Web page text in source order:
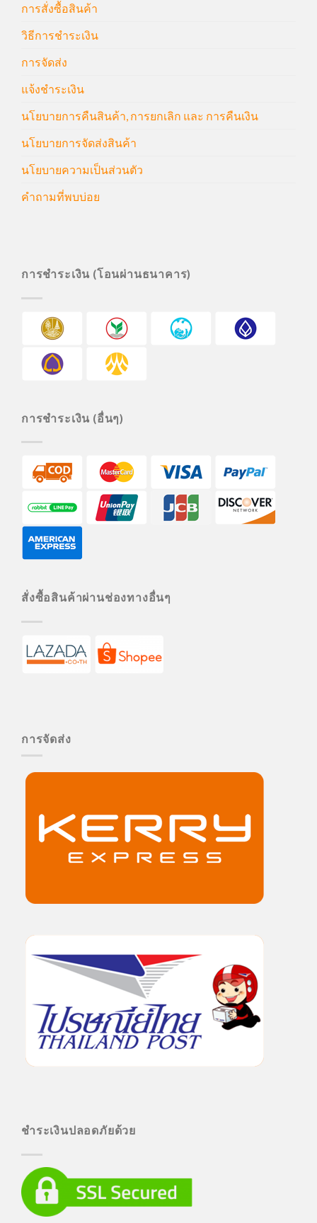
การสั่งซื้อสินค้า
วิธีการชำระเงิน
การจัดส่ง
แจ้งชำระเงิน
นโยบายการคืนสินค้า, การยกเลิก และ การคืนเงิน
นโยบายการจัดส่งสินค้า
นโยบายความเป็นส่วนตัว
คำถามที่พบบ่อย
การชำระเงิน (โอนผ่านธนาคาร)
การชำระเงิน (อื่นๆ)
สั่งซื้อสินค้าผ่านช่องทางอื่นๆ
การจัดส่ง
ชำระเงินปลอดภัยด้วย